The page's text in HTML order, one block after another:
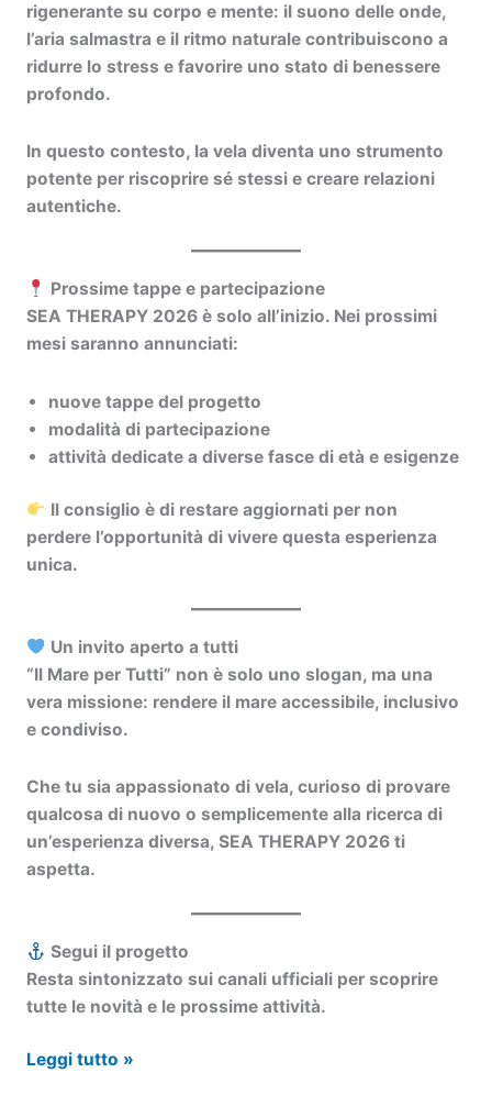
rigenerante su corpo e mente: il suono delle onde,
l’aria salmastra e il ritmo naturale contribuiscono a
ridurre lo stress e favorire uno stato di benessere
profondo.
In questo contesto, la vela diventa uno strumento
potente per riscoprire sé stessi e creare relazioni
autentiche.
Prossime tappe e partecipazione
SEA THERAPY 2026 è solo all’inizio. Nei prossimi
mesi saranno annunciati:
nuove tappe del progetto
modalità di partecipazione
attività dedicate a diverse fasce di età e esigenze
Il consiglio è di restare aggiornati per non
perdere l’opportunità di vivere questa esperienza
unica.
Un invito aperto a tutti
“Il Mare per Tutti” non è solo uno slogan, ma una
vera missione: rendere il mare accessibile, inclusivo
e condiviso.
Che tu sia appassionato di vela, curioso di provare
qualcosa di nuovo o semplicemente alla ricerca di
un’esperienza diversa, SEA THERAPY 2026ti
aspetta.
Segui il progetto
Resta sintonizzato sui canali ufficiali per scoprire
tutte le novità e le prossime attività.
SEA
Leggi tutto »